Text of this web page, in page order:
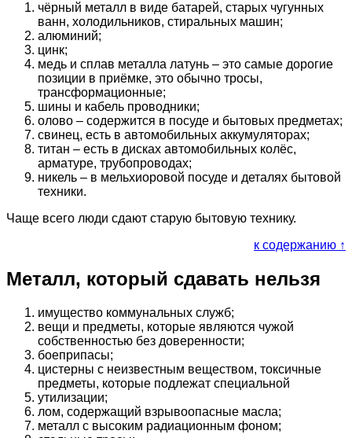
чёрный металл в виде батарей, старых чугунных
ванн, холодильников, стиральных машин;
алюминий;
цинк;
медь и сплав металла латунь – это самые дорогие
позиции в приёмке, это обычно тросы,
трансформационные;
шины и кабель проводники;
олово – содержится в посуде и бытовых предметах;
свинец, есть в автомобильных аккумуляторах;
титан – есть в дисках автомобильных колёс,
арматуре, трубопроводах;
никель – в мельхиоровой посуде и деталях бытовой
техники.
Чаще всего люди сдают старую бытовую технику.
к содержанию ↑
Металл, который сдавать нельзя
имущество коммунальных служб;
вещи и предметы, которые являются чужой
собственностью без доверенности;
боеприпасы;
цистерны с неизвестным веществом, токсичные
предметы, которые подлежат специальной
утилизации;
лом, содержащий взрывоопасные масла;
металл с высоким радиационным фоном;